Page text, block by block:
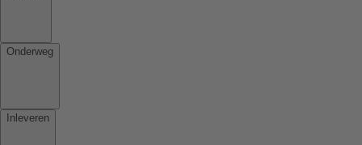
Onderweg
Inleveren